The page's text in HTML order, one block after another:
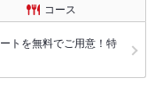
コース
トを無料でご用意！特